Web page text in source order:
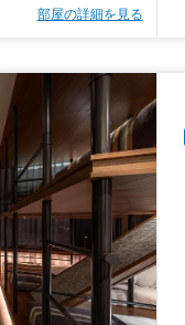
部屋の詳細を見る